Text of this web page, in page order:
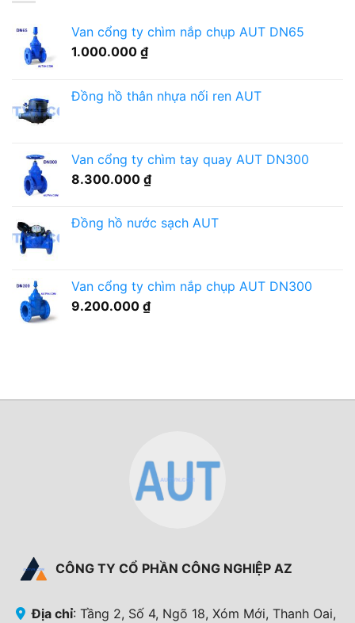
gì?
công
nào?
đi
hóa
cần
lưu
Van cổng ty chìm nắp chụp AUT DN65
1.000.000 ₫
Đồng hồ thân nhựa nối ren AUT
Van cổng ty chìm tay quay AUT DN300
8.300.000 ₫
Đồng hồ nước sạch AUT
Van cổng ty chìm nắp chụp AUT DN300
9.200.000 ₫
CÔNG TY CỔ PHẦN CÔNG NGHIỆP AZ
Địa chỉ: Tầng 2, Số 4, Ngõ 18, Xóm Mới, Thanh Oai,